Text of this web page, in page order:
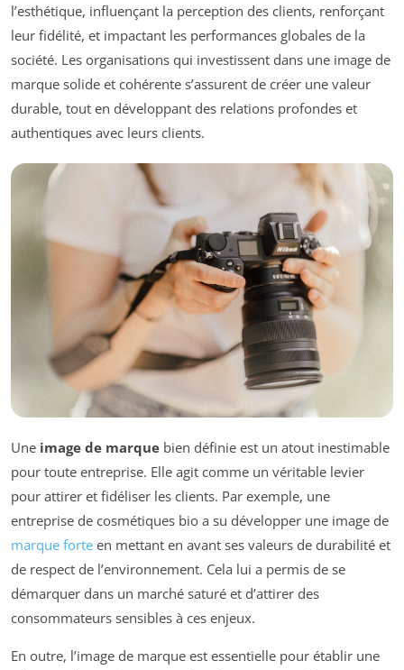
l’esthétique, influençant la perception des clients, renforçant
leur fidélité, et impactant les performances globales de la
société. Les organisations qui investissent dans une image de
marque solide et cohérente s’assurent de créer une valeur
durable, tout en développant des relations profondes et
authentiques avec leurs clients.
Une image de marque bien définie est un atout inestimable
pour toute entreprise. Elle agit comme un véritable levier
pour attirer et fidéliser les clients. Par exemple, une
entreprise de cosmétiques bio a su développer une image de
marque forte en mettant en avant ses valeurs de durabilité et
de respect de l’environnement. Cela lui a permis de se
démarquer dans un marché saturé et d’attirer des
consommateurs sensibles à ces enjeux.
En outre, l’image de marque est essentielle pour établir une